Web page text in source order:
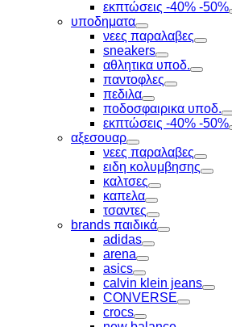
εκπτώσεις -40% -50%
υποδηματα
Toggle
νεες παραλαβες
Toggle
sneakers
Toggle
αθλητικα υποδ.
Toggle
παντοφλες
Toggle
πεδιλα
Toggle
ποδοσφαιρικα υποδ.
εκπτώσεις -40% -50%
αξεσουαρ
Toggle
νεες παραλαβες
Toggle
ειδη κολυμβησης
Toggle
καλτσες
Toggle
καπελα
Toggle
τσαντες
Toggle
brands παιδικά
Toggle
adidas
Toggle
arena
Toggle
asics
Toggle
calvin klein jeans
Toggle
CONVERSE
Toggle
crocs
Toggle